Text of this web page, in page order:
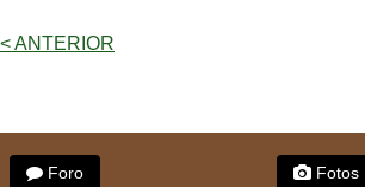
< ANTERIOR
Foro
Fotos